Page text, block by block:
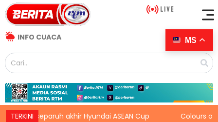
INFO CUACA
TERKINI
separuh akhir Hyundai ASEAN Cup Colours of
MS